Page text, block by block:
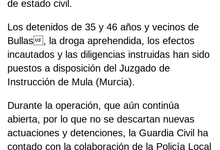
de estado civil.
Los detenidos de 35 y 46 años y vecinos de
Bullas, la droga aprehendida, los efectos
incautados y las diligencias instruidas han sido
puestos a disposición del Juzgado de
Instrucción de Mula (Murcia).
Durante la operación, que aún continúa
abierta, por lo que no se descartan nuevas
actuaciones y detenciones, la Guardia Civil ha
contado con la colaboración de la Policía Local